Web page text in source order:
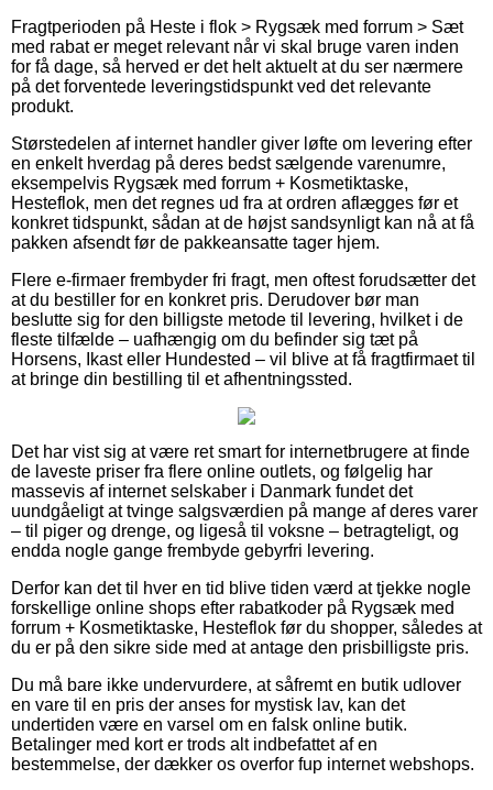
Fragtperioden på Heste i flok > Rygsæk med forrum > Sæt
med rabat er meget relevant når vi skal bruge varen inden
for få dage, så herved er det helt aktuelt at du ser nærmere
på det forventede leveringstidspunkt ved det relevante
produkt.
Størstedelen af internet handler giver løfte om levering efter
en enkelt hverdag på deres bedst sælgende varenumre,
eksempelvis Rygsæk med forrum + Kosmetiktaske,
Hesteflok, men det regnes ud fra at ordren aflægges før et
konkret tidspunkt, sådan at de højst sandsynligt kan nå at få
pakken afsendt før de pakkeansatte tager hjem.
Flere e-firmaer frembyder fri fragt, men oftest forudsætter det
at du bestiller for en konkret pris. Derudover bør man
beslutte sig for den billigste metode til levering, hvilket i de
fleste tilfælde – uafhængig om du befinder sig tæt på
Horsens, Ikast eller Hundested – vil blive at få fragtfirmaet til
at bringe din bestilling til et afhentningssted.
Det har vist sig at være ret smart for internetbrugere at finde
de laveste priser fra flere online outlets, og følgelig har
massevis af internet selskaber i Danmark fundet det
uundgåeligt at tvinge salgsværdien på mange af deres varer
– til piger og drenge, og ligeså til voksne – betragteligt, og
endda nogle gange frembyde gebyrfri levering.
Derfor kan det til hver en tid blive tiden værd at tjekke nogle
forskellige online shops efter rabatkoder på Rygsæk med
forrum + Kosmetiktaske, Hesteflok før du shopper, således at
du er på den sikre side med at antage den prisbilligste pris.
Du må bare ikke undervurdere, at såfremt en butik udlover
en vare til en pris der anses for mystisk lav, kan det
undertiden være en varsel om en falsk online butik.
Betalinger med kort er trods alt indbefattet af en
bestemmelse, der dækker os overfor fup internet webshops.